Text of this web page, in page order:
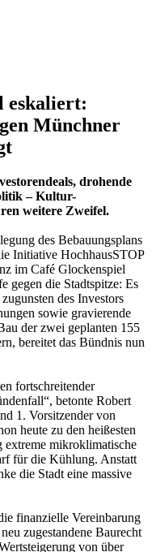
eskaliert:
Münchner
drohende
– Kultur-
weitere Zweifel.
des Bebauungsplans
Initiative HochhausSTOP
im Café Glockenspiel
gegen die Stadtspitze: Es
des Investors
sowie gravierende
der zwei geplanten 155
bereitet das Bündnis nun
fortschreitender
betonte Robert
1. Vorsitzender von
heute zu den heißesten
extreme mikroklimatische
für die Kühlung. Anstatt
die Stadt eine massive
finanzielle Vereinbarung
zugestandene Baurecht
von über